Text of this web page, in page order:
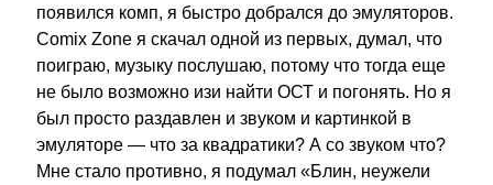
появился комп, я быстро добрался до эмуляторов.
Comix Zone я скачал одной из первых, думал, что
поиграю, музыку послушаю, потому что тогда еще
не было возможно изи найти ОСТ и погонять. Но я
был просто раздавлен и звуком и картинкой в
эмуляторе — что за квадратики? А со звуком что?
Мне стало противно, я подумал «Блин, неужели